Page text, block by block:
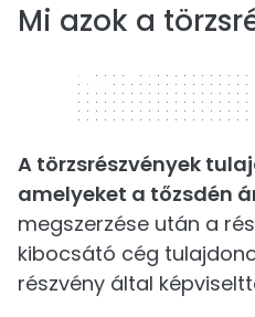
Mi azok a
320 x 50
A törzsrészvények
amelyeket a tőzsdén
megszerzése után a
kibocsátó cég
részvény által